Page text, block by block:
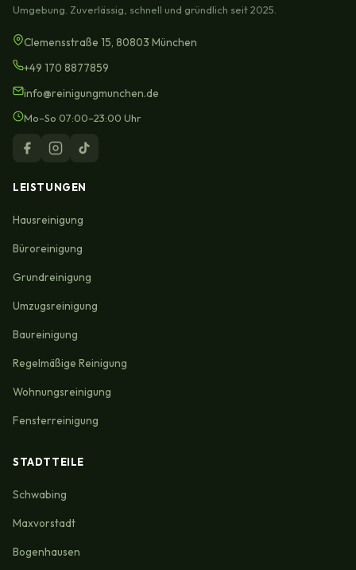
Umgebung. Zuverlässig, schnell und gründlich seit 2025.
Clemensstraße 15, 80803 München
+49 170 8877859
info@reinigungmunchen.de
Mo–So 07:00–23:00 Uhr
LEISTUNGEN
Hausreinigung
Büroreinigung
Grundreinigung
Umzugsreinigung
Baureinigung
Regelmäßige Reinigung
Wohnungsreinigung
Fensterreinigung
STADTTEILE
Schwabing
Maxvorstadt
Bogenhausen